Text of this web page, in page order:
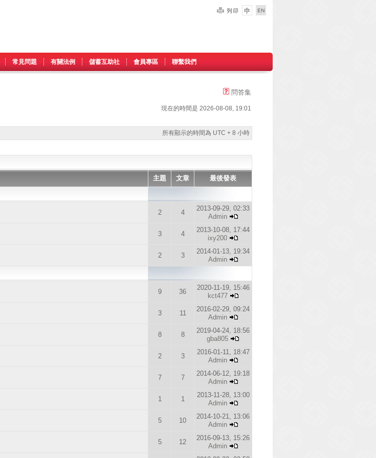
常見問題 有關法例 儲蓄互助社 會員專區 聯繫我們
問答集
現在的時間是 2026-08-08, 19:01
所有顯示的時間為 UTC + 8 小時
主題 文章 最後發表
2 4
2013-09-29, 02:33
Admin
3 4
2013-10-08, 17:44
ixy200
2 3
2014-01-13, 19:34
Admin
9 36
2020-11-19, 15:46
kct477
3 11
2016-02-29, 09:24
Admin
8 8
2019-04-24, 18:56
gba805
2 3
2016-01-11, 18:47
Admin
7 7
2014-06-12, 19:18
Admin
1 1
2013-11-28, 13:00
Admin
5 10
2014-10-21, 13:06
Admin
5 12
2016-09-13, 15:26
Admin